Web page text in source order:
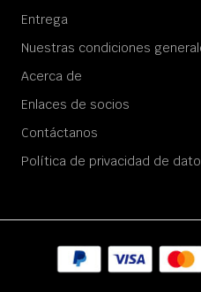
Entrega
Nuestras condiciones
Acerca de
Enlaces de socios
Contáctanos
Política de privacidad de